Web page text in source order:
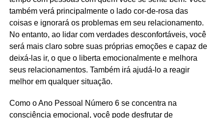
também verá principalmente o lado cor-de-rosa das
coisas e ignorará os problemas em seu relacionamento.
No entanto, ao lidar com verdades desconfortáveis, você
será mais claro sobre suas próprias emoções e capaz de
deixá-las ir, o que o liberta emocionalmente e melhora
seus relacionamentos. Também irá ajudá-lo a reagir
melhor em qualquer situação.
Como o Ano Pessoal Número 6 se concentra na
consciência emocional, você pode desfrutar de